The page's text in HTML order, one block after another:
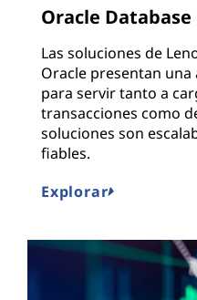
Oracle Database
Las soluciones de
Oracle presentan
para servir tanto a
transacciones como
soluciones son
fiables.
Explorar